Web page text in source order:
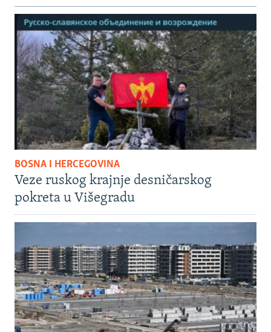
BOSNA I HERCEGOVINA
Veze ruskog krajnje desničarskog
pokreta u Višegradu